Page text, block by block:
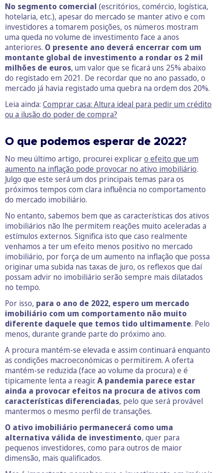
No segmento comercial (escritórios, comércio, logística,
hotelaria, etc.), apesar do mercado se manter ativo e com
investidores a tomarem posições, os números mostram
uma queda no volume de investimento face a anos
anteriores. O presente ano deverá encerrar com um
montante global de investimento a rondar os 2 mil
milhões de euros, um valor que se ficará uns 25% abaixo
do registado em 2021. De recordar que no ano passado, o
mercado já havia registado uma quebra na ordem dos 20%.
Leia ainda: Comprar casa: Altura ideal para pedir um crédito
ou a ilusão do poder de compra?
O que podemos esperar de 2022?
No meu último artigo, procurei explicaro efeito que um
aumento na inflação pode provocar no ativo imobiliário.
Julgo que este será um dos principais temas para os
próximos tempos com clara influência no comportamento
do mercado imobiliário.
No entanto, sabemos bem que as características dos ativos
imobiliários não lhe permitem reações muito aceleradas a
estímulos externos. Significa isto que caso realmente
venhamos a ter um efeito menos positivo no mercado
imobiliário, por força de um aumento na inflação que possa
originar uma subida nas taxas de juro, os reflexos que daí
possam advir no imobiliário serão sempre mais dilatados
no tempo.
Por isso, para o ano de 2022, espero um mercado
imobiliário com um comportamento não muito
diferente daquele que temos tido ultimamente. Pelo
menos, durante grande parte do próximo ano.
A procura mantém-se elevada e assim continuará enquanto
as condições macroeconómicas o permitirem. A oferta
mantém-se reduzida (face ao volume da procura) e é
tipicamente lenta a reagir.A pandemia parece estar
ainda a provocar efeitos na procura de ativos com
características diferenciadas, pelo que será provável
mantermos o mesmo perfil de transações.
O ativo imobiliário permanecerá como uma
alternativa válida de investimento, quer para
pequenos investidores, como para outros de maior
dimensão, mais qualificados.